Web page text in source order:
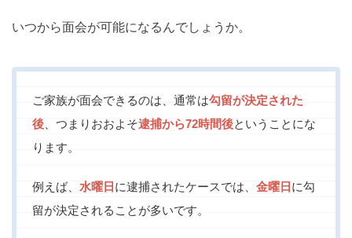
いつから面会が可能になるんでしょうか。
ご家族が面会できるのは、通常は勾留が決定された
後 、つまりおおよそ逮捕から72時間後ということにな
ります。
例えば、 水曜日 に逮捕されたケースでは、 金曜日 に勾
留が決定されることが多いです。